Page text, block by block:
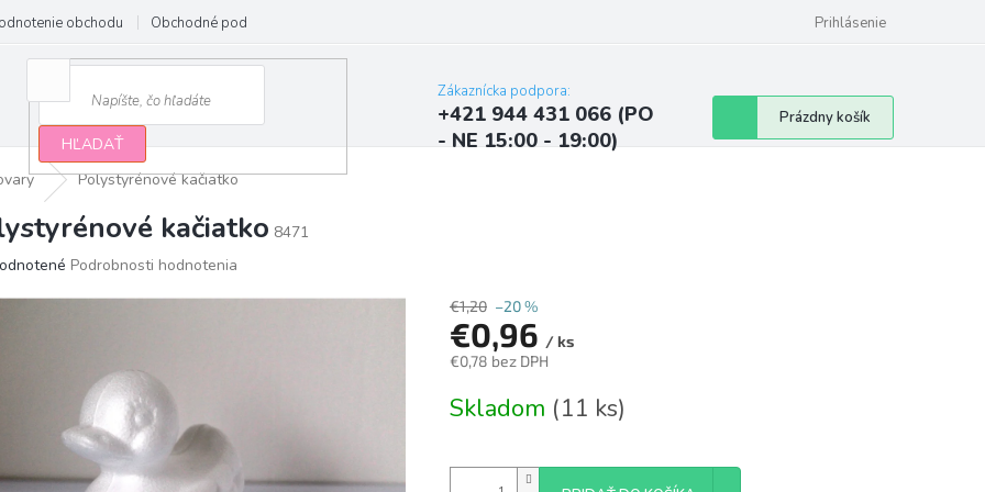
obchodu Obchodné podmienky Najčastejšie otázky a odpovede
Prihlásenie
HĽADAŤ
Zákaznícka podpora:
+421 944 431 066 (PO
- NE 15:00 - 19:00)
Nákupný
košík
Prázdny košík
Polystyrénové kačiatko
kačiatko 8471
Podrobnosti hodnotenia
€1,20 –20 %
€0,96 / ks
€0,78 bez DPH
cena:
Skladom (11 ks)